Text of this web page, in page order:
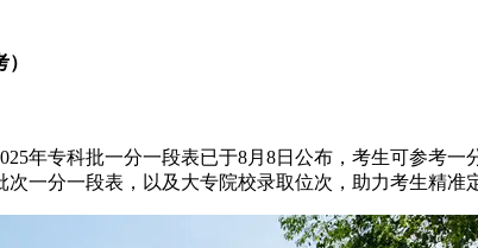
年专科批一分一段表已于8月8日公布，考生可参考
一分一段表，以及大专院校录取位次，助力考生精准